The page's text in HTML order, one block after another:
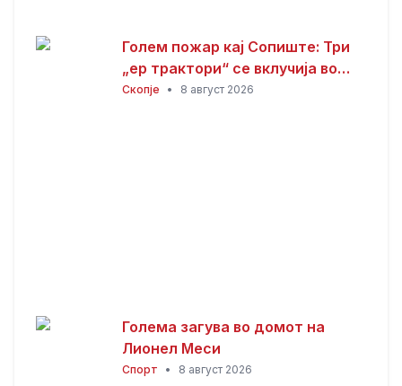
Голем пожар кај Сопиште: Три
„ер трактори“ се вклучија во
гаснењето, гори
Скопје • 8 август 2026
Голема загува во домот на
Лионел Меси
Спорт • 8 август 2026